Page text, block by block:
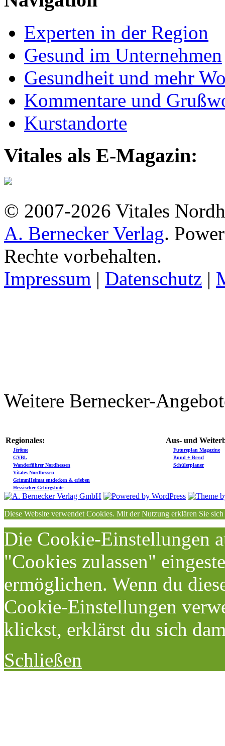
Experten in der Region
Gesund im Unternehmen
Gesundheit und mehr
Kommentare und
Kurstandorte
Vitales als E-Magazin:
© 2007-2026 Vitales
A. Bernecker Verlag.
Rechte vorbehalten.
Impressum | Datenschutz |
Weitere Bernecker-
Regionales: Aus- und
Jérôme
Futureplan Magazine
GVBl.
Bund + Beruf
Wanderführer Nordhessen
Schülerplaner
Vitales Nordhessen
GrimmHeimat entdecken & erleben
Hessischer Gebirgsbote
Diese Website verwendet Cookies. Mit der Nutzung erklären Sie
Die Cookie-Einstellungen
"Cookies zulassen"
ermöglichen. Wenn du
Cookie-Einstellungen
klickst, erklärst du sich
Schließen